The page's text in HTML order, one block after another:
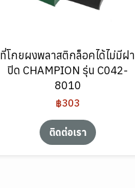
ที่โกยผงพลาสติกล็อคได้ไม่มีฝา
ปิด CHAMPION รุ่น C042-
8010
฿303
ติดต่อเรา